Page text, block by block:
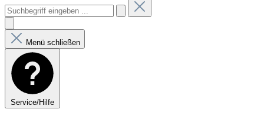
Menü schließen
Service/Hilfe